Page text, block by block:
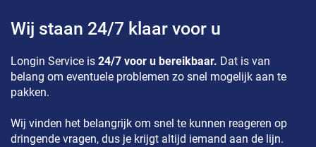
Wij staan 24/7 klaar voor u
Longin Service is 24/7 voor u bereikbaar. Dat is van
belang om eventuele problemen zo snel mogelijk aan te
pakken.
Wij vinden het belangrijk om snel te kunnen reageren op
dringende vragen, dus je krijgt altijd iemand aan de lijn.